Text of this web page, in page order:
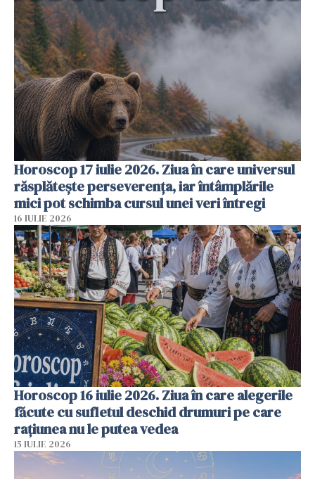
Horoscop 17 iulie 2026. Ziua în care universul
răsplătește perseverența, iar întâmplările
mici pot schimba cursul unei veri întregi
16 IULIE 2026
Horoscop 16 iulie 2026. Ziua în care alegerile
făcute cu sufletul deschid drumuri pe care
rațiunea nu le putea vedea
15 IULIE 2026